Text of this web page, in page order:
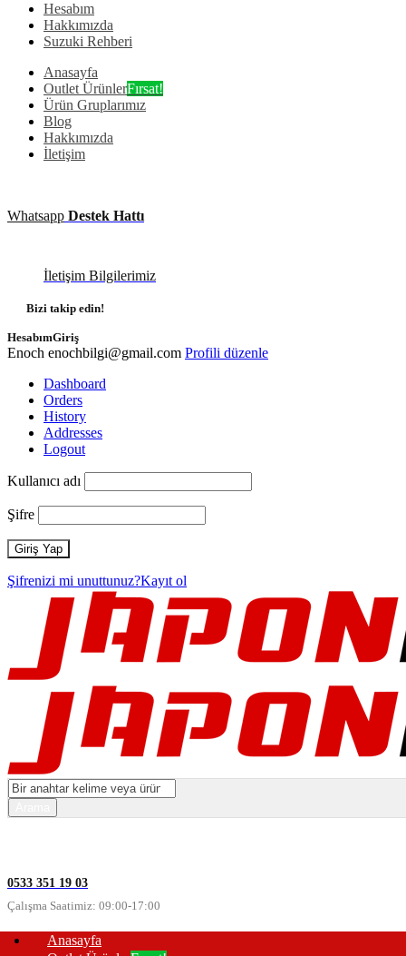
Hesabım
Hakkımızda
Suzuki Rehberi
Anasayfa
Outlet ÜrünlerFırsat!
Ürün Gruplarımız
Blog
Hakkımızda
İletişim
Whatsapp Destek Hattı
İletişim Bilgilerimiz
Bizi takip edin!
HesabımGiriş
Enoch enochbilgi@gmail.com Profili düzenle
Dashboard
Orders
History
Addresses
Logout
Kullanıcı adı
Şifre
Şifrenizi mi unuttunuz?Kayıt ol
0533 351 19 03
Çalışma Saatimiz: 09:00-17:00
Anasayfa